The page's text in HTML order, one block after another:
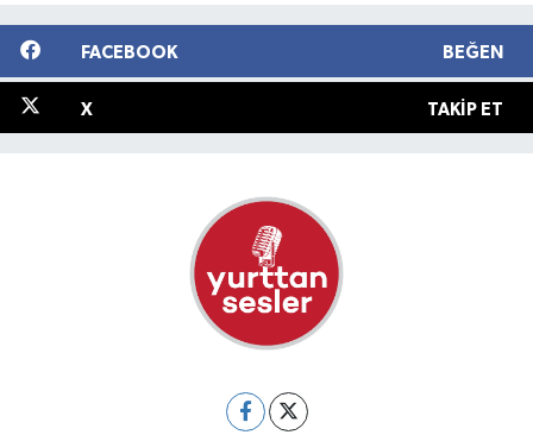
FACEBOOK BEĞEN
X TAKIP ET